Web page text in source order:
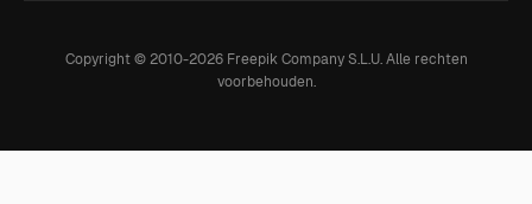
Copyright © 2010-2026Freepik Company S.L.U. Alle rechten
voorbehouden.